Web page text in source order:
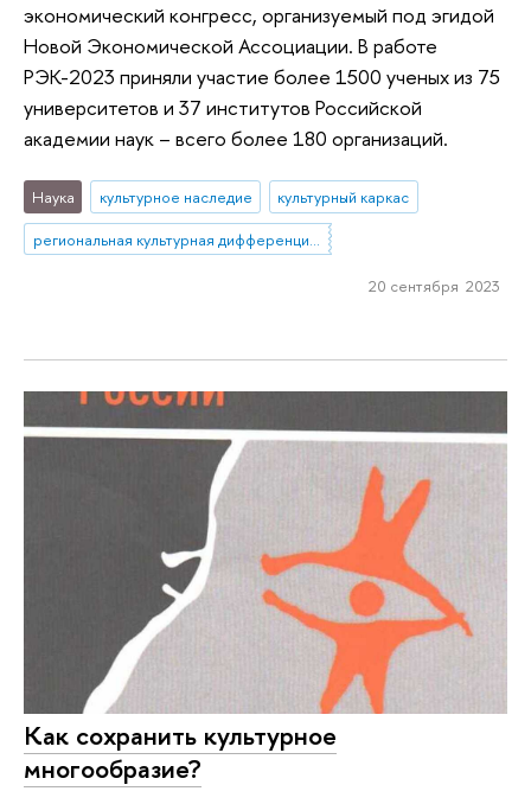
экономический конгресс, организуемый под эгидой
Новой Экономической Ассоциации. В работе
РЭК-2023 приняли участие более 1500 ученых из 75
университетов и 37 институтов Российской
академии наук – всего более 180 организаций.
Наука культурное наследие
культурный каркас
20 сентября 2023
Как сохранить культурное
многообразие?